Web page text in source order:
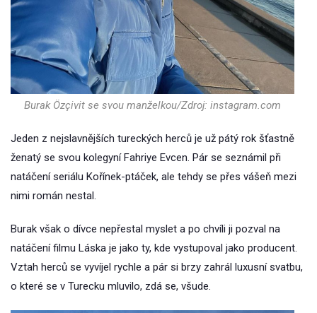
Burak Özçivit se svou manželkou/Zdroj: instagram.com
Jeden z nejslavnějších tureckých herců je už pátý rok šťastně
ženatý se svou kolegyní Fahriye Evcen. Pár se seznámil při
natáčení seriálu Kořínek-ptáček, ale tehdy se přes vášeň mezi
nimi román nestal.
Burak však o dívce nepřestal myslet a po chvíli ji pozval na
natáčení filmu Láska je jako ty, kde vystupoval jako producent.
Vztah herců se vyvíjel rychle a pár si brzy zahrál luxusní svatbu,
o které se v Turecku mluvilo, zdá se, všude.